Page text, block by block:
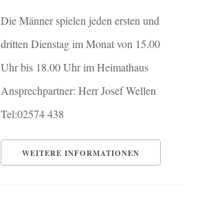
Die Männer spielen jeden ersten und
dritten Dienstag im Monat von 15.00
Uhr bis 18.00 Uhr im Heimathaus
Ansprechpartner: Herr Josef Wellen
Tel:02574 438
WEITERE INFORMATIONEN